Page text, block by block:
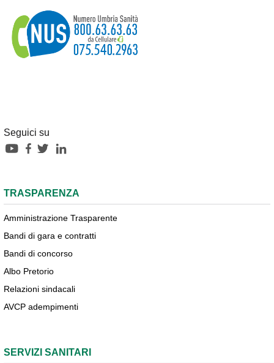
Seguici su
TRASPARENZA
Amministrazione Trasparente
Bandi di gara e contratti
Bandi di concorso
Albo Pretorio
Relazioni sindacali
AVCP adempimenti
SERVIZI SANITARI